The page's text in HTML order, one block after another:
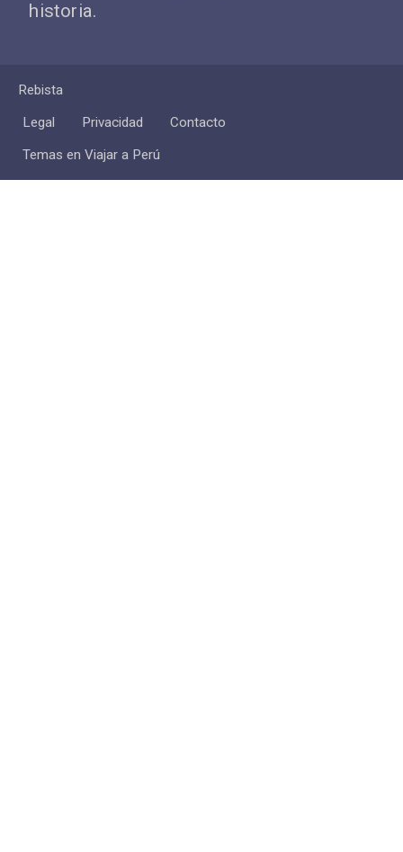
historia.
Rebista
Legal
Privacidad
Contacto
Temas en Viajar a Perú